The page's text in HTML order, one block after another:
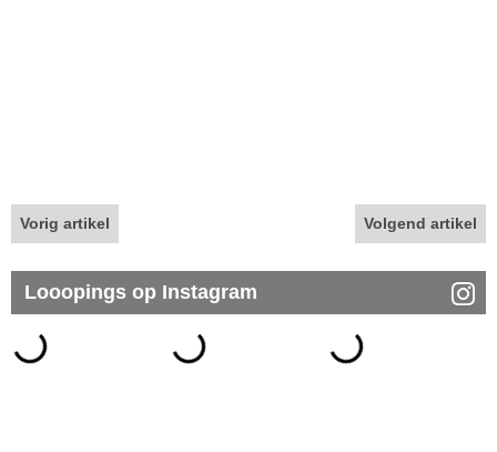
Vorig artikel Volgend artikel
Looopings op Instagram